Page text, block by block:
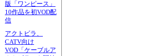
版「ワンピース」
10作品を初VOD配
信
アクトビラ、
CATV向け
VOD「ケーブルア